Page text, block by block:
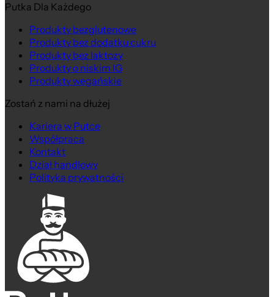
Putka Dla Każdego
Produkty bezglutenowe
Produkty bez dodatku cukru
Produkty bez laktozy
Produkty o niskim IG
Produkty wegańskie
Zostań z nami na dłużej
Kariera w Putce
Współpraca
Kontakt
Dział handlowy
Polityka prywatności